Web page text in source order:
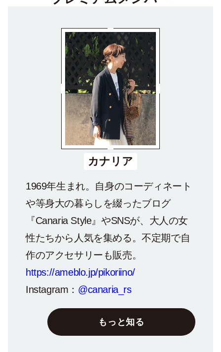
カナリア
1969年生まれ。自身のコーディネート
や等身大の暮らしを綴ったブログ
『Canaria Style』やSNSが、大人の女
性たちから人気を集める。不定期で自
作のアクセサリーも販売。
https://ameblo.jp/pikoriino/
Instagram： @canaria_rs
もっと知る